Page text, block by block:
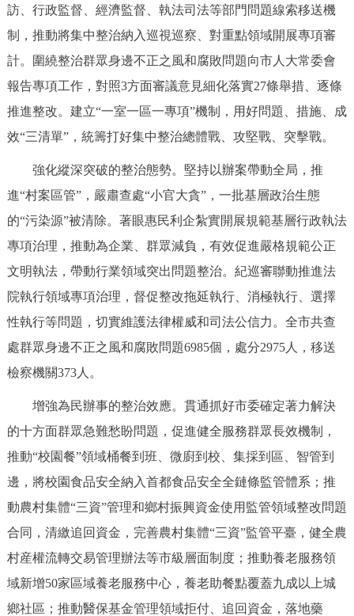
訪、行政監督、經濟監督、執法司法等部門問題線索移送機
制，推動將集中整治納入巡視巡察、對重點領域開展專項審
計。圍繞整治群眾身邊不正之風和腐敗問題向市人大常委會
報告專項工作，對照3方面審議意見細化落實27條舉措、逐條
推進整改。建立“一室一區一專項”機制，用好問題、措施、成
效“三清單”，統籌打好集中整治總體戰、攻堅戰、突擊戰。
強化縱深突破的整治態勢。堅持以辦案帶動全局，推
進“村案區管”，嚴肅查處“小官大貪”，一批基層政治生態
的“污染源”被清除。著眼惠民利企紮實開展規範基層行政執法
專項治理，推動為企業、群眾減負，有效促進嚴格規範公正
文明執法，帶動行業領域突出問題整治。紀巡審聯動推進法
院執行領域專項治理，督促整改拖延執行、消極執行、選擇
性執行等問題，切實維護法律權威和司法公信力。全市共查
處群眾身邊不正之風和腐敗問題6985個，處分2975人，移送
檢察機關373人。
增強為民辦事的整治效應。貫通抓好市委確定著力解決
的十方面群眾急難愁盼問題，促進健全服務群眾長效機制，
推動“校園餐”領域桶餐到班、微廚到校、集採到區、智管到
邊，將校園食品安全納入首都食品安全全鏈條監管體系；推
動農村集體“三資”管理和鄉村振興資金使用監管領域整改問題
合同，清繳追回資金，完善農村集體“三資”監管平臺，健全農
村産權流轉交易管理辦法等市級層面制度；推動養老服務領
域新增50家區域養老服務中心，養老助餐點覆蓋九成以上城
鄉社區；推動醫保基金管理領域拒付、追回資金，落地藥